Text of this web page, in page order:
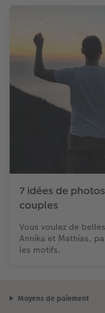
7 idées de
couples
Vous voulez de
Annika et Mathias,
les motifs.
Moyens de paiement